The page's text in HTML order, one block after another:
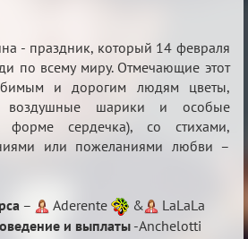
- праздник, который 14 февраля
по всему миру. Отмечающие этот
и дорогим людям цветы,
воздушные шарики и особые
форме сердечка), со стихами,
или пожеланиями любви –
– Aderente &
LaLaLa
и выплаты -Anchelotti